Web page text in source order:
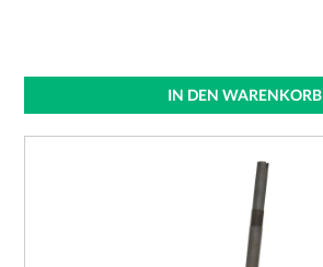
IN DEN WARENKORB